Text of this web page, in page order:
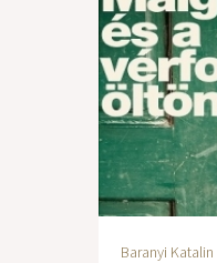
Baranyi Katalin